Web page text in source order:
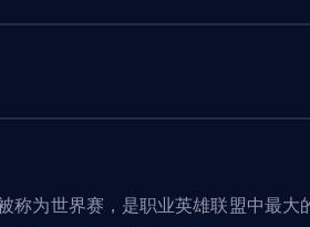
称为世界赛，是职业英雄联盟中最大